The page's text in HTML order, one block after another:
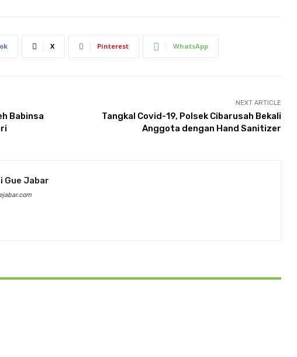
X Pinterest WhatsApp
Babinsa
NEXT ARTICLE
Tangkal Covid-19, Polsek Cibarusah Bekali
Anggota dengan Hand Sanitizer
Gue Jabar